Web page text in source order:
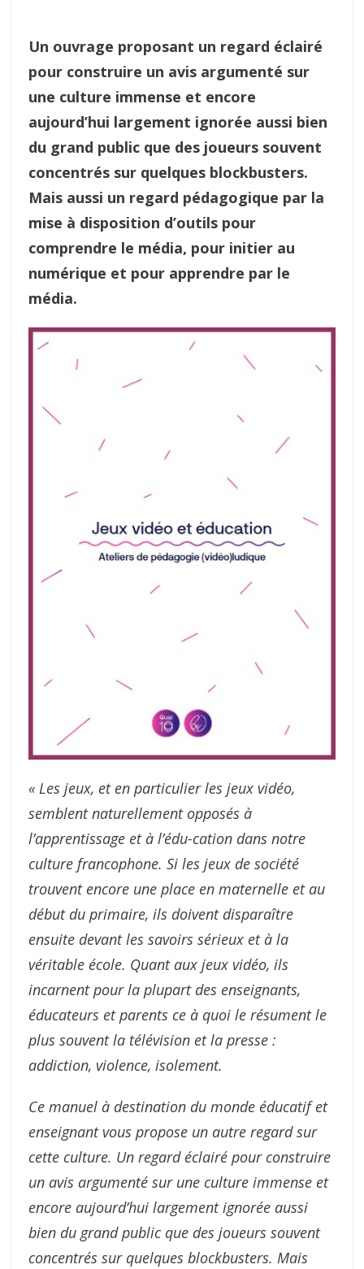
Un ouvrage proposant un regard éclairé
pour construire un avis argumenté sur
une culture immense et encore
aujourd’hui largement ignorée aussi bien
du grand public que des joueurs souvent
concentrés sur quelques blockbusters.
Mais aussi un regard pédagogique par la
mise à disposition d’outils pour
comprendre le média, pour initier au
numérique et pour apprendre par le
média.
« Les jeux, et en particulier les jeux vidéo,
semblent naturellement opposés à
l’apprentissage et à l’édu-cation dans notre
culture francophone. Si les jeux de société
trouvent encore une place en maternelle et au
début du primaire, ils doivent disparaître
ensuite devant les savoirs sérieux et à la
véritable école. Quant aux jeux vidéo, ils
incarnent pour la plupart des enseignants,
éducateurs et parents ce à quoi le résument le
plus souvent la télévision et la presse :
addiction, violence, isolement.
Ce manuel à destination du monde éducatif et
enseignant vous propose un autre regard sur
cette culture. Un regard éclairé pour construire
un avis argumenté sur une culture immense et
encore aujourd’hui largement ignorée aussi
bien du grand public que des joueurs souvent
concentrés sur quelques blockbusters. Mais